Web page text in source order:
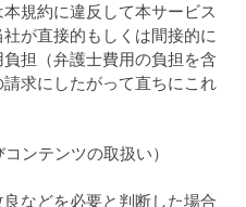
規約に違反して本サービス
が直接的もしくは間接的に
担（弁護士費用の負担を含
求にしたがって直ちにこれ
ンテンツの取扱い）
などを必要と判断した場合